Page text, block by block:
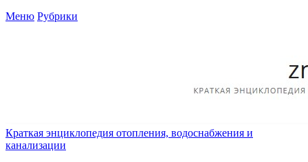
Меню Рубрики
Краткая энциклопедия отопления, водоснабжения и
канализации